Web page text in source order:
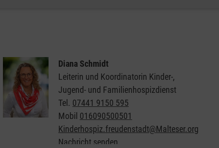
Diana Schmidt
Leiterin und Koordinatorin Kinder-,
Jugend- und Familienhospizdienst
Tel. 07441 9150 595
Mobil 016090500501
Kinderhospiz.freudenstadt@Malteser.org
Nachricht senden